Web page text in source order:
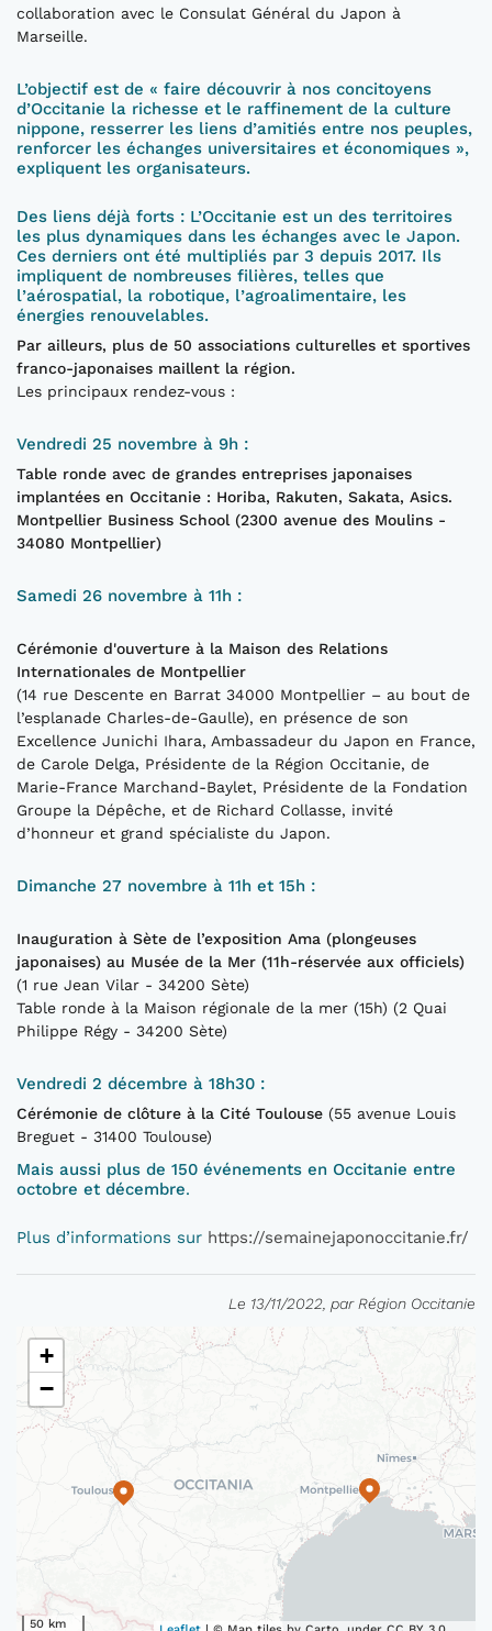
collaboration avec le Consulat Général du Japon à
Marseille.
L’objectif est de « faire découvrir à nos concitoyens
d’Occitanie la richesse et le raffinement de la culture
nippone, resserrer les liens d’amitiés entre nos peuples,
renforcer les échanges universitaires et économiques »,
expliquent les organisateurs.
Des liens déjà forts : L’Occitanie est un des territoires
les plus dynamiques dans les échanges avec le Japon.
Ces derniers ont été multipliés par 3 depuis 2017. Ils
impliquent de nombreuses filières, telles que
l’aérospatial, la robotique, l’agroalimentaire, les
énergies renouvelables.
Par ailleurs, plus de 50 associations culturelles et sportives
franco-japonaises maillent la région.
Les principaux rendez-vous :
Vendredi 25 novembre à 9h :
Table ronde avec de grandes entreprises japonaises
implantées en Occitanie : Horiba, Rakuten, Sakata, Asics.
Montpellier Business School (2300 avenue des Moulins -
34080 Montpellier)
Samedi 26 novembre à 11h :
Cérémonie d'ouverture à la Maison des Relations
Internationales de Montpellier
(14 rue Descente en Barrat 34000 Montpellier – au bout de
l’esplanade Charles-de-Gaulle), en présence de son
Excellence Junichi Ihara, Ambassadeur du Japon en France,
de Carole Delga, Présidente de la Région Occitanie, de
Marie-France Marchand-Baylet, Présidente de la Fondation
Groupe la Dépêche, et de Richard Collasse, invité
d’honneur et grand spécialiste du Japon.
Dimanche 27 novembre à 11h et 15h :
Inauguration à Sète de l’exposition Ama (plongeuses
japonaises) au Musée de la Mer (11h-réservée aux officiels)
(1 rue Jean Vilar - 34200 Sète)
Table ronde à la Maison régionale de la mer (15h) (2 Quai
Philippe Régy - 34200 Sète)
Vendredi 2 décembre à 18h30 :
Cérémonie de clôture à la Cité Toulouse (55 avenue Louis
Breguet - 31400 Toulouse)
Mais aussi plus de 150 événements en Occitanie entre
octobre et décembre.
Plus d’informations sur https://semainejaponoccitanie.fr/
Le 13/11/2022, par Région Occitanie
+
−
50 km